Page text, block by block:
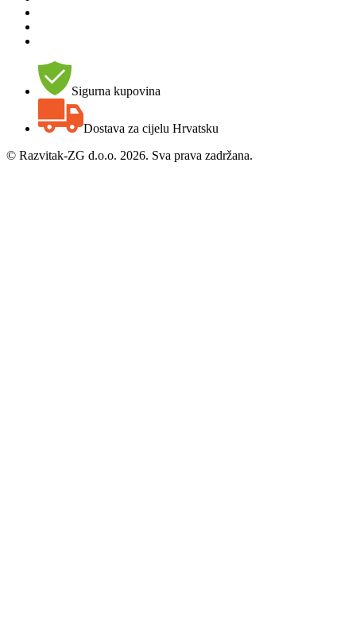
Sigurna kupovina
Dostava za cijelu Hrvatsku
© Razvitak-ZG d.o.o. 2026. Sva prava zadržana.